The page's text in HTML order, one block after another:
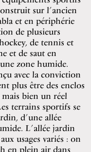
sur l’ancien
et en périphérie
de plusieurs
de tennis et
et de saut en
zone humide.
avec la conviction
plus être des enclos
mais bien un réel
terrains sportifs se
d’une allée
L’allée jardin
usages variés : on
en plein air dans